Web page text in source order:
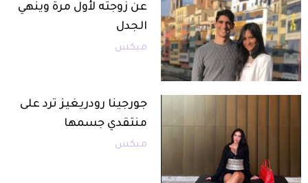
عن زوجته لأول مرة وينهي
الجدل
ميكس
جورجينا رودريغيز ترد على
منتقدي جسمها
ميكس